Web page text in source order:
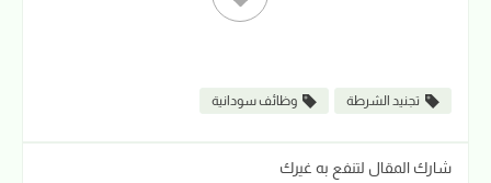
تجنيد الشرطة وظائف سودانية
شارك المقال لتنفع به غيرك